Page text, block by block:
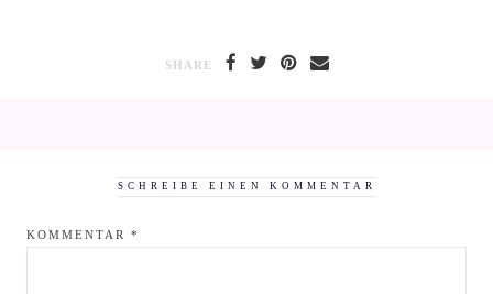
SHARE
SCHREIBE EINEN KOMMENTAR
KOMMENTAR *